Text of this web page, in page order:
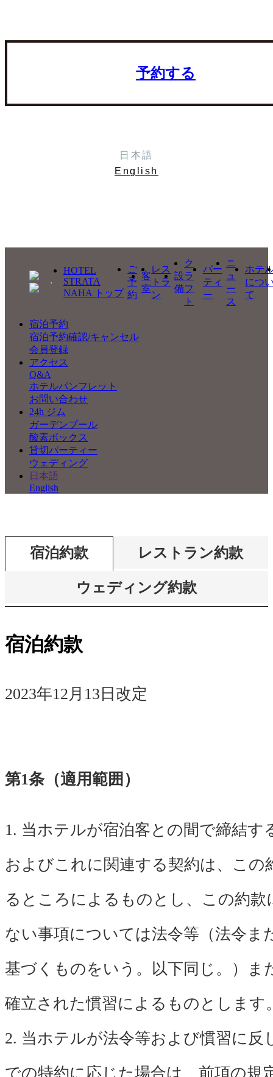
予約する
日本語
English
HOTEL
STRATA
NAHA トップ
ご
予
約
客
室
レス
トラ
ン
設
備
ク
ラ
フ
ト
パー
ティ
ー
ニ
ュ
ー
ス
ホテ
につ
て
宿泊予約
宿泊予約確認/キャンセル
会員登録
アクセス
Q&A
ホテルパンフレット
お問い合わせ
24h ジム
ガーデンプール
酸素ボックス
貸切パーティー
ウェディング
日本語
English
宿泊約款 レストラン約款
ウェディング約款
宿泊約款
2023年12月13日改定
第1条（適用範囲）
1. 当ホテルが宿泊客との間で締結す
およびこれに関連する契約は、この
るところによるものとし、この約款
ない事項については法令等（法令ま
基づくものをいう。以下同じ。）ま
確立された慣習によるものとします
2. 当ホテルが法令等および慣習に反
での特約に応じた場合は、前項の規